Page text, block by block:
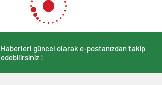
Haberleri güncel olarak e-postanızdan takip
edebilirsiniz !